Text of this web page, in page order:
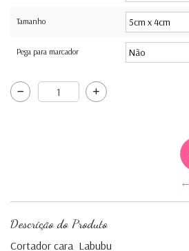
Tamanho
Pega para marcador
Descrição do Produto
Cortador cara Labubu